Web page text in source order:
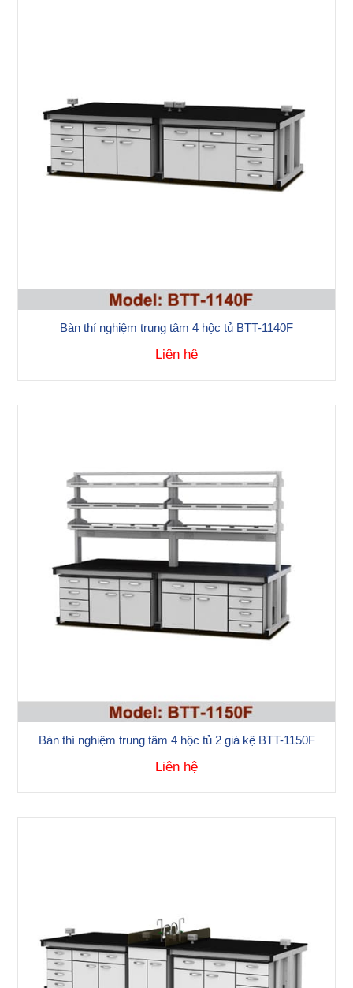
Bàn thí nghiệm trung tâm 4 hộc tủ BTT-1140F
Liên hệ
Bàn thí nghiệm trung tâm 4 hộc tủ 2 giá kệ BTT-1150F
Liên hệ